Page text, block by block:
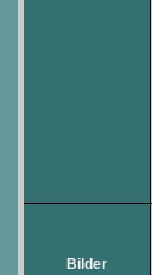
Bilder